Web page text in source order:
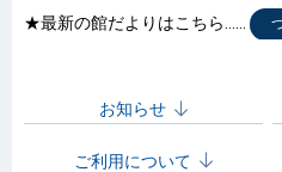
★最新の館だよりはこちら……
お知らせ
ご利用について